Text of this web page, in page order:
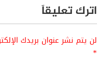
اترك تعليقاً
لن يتم نشر عنوان بريدك
*